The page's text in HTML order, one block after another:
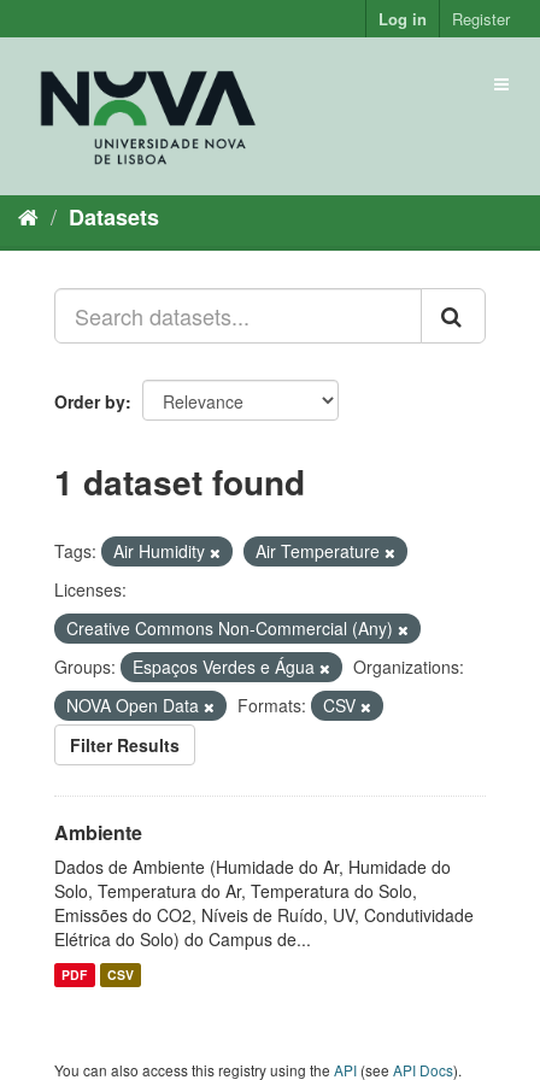
to
Log in Register
Datasets
Order by
1 dataset found
Tags: Air Humidity
Air Temperature
Licenses:
Creative Commons Non-Commercial (Any)
Groups:
Espaços Verdes e Água
Organizations:
NOVA Open Data
Formats:
CSV
Filter Results
Ambiente
Dados de Ambiente (Humidade do Ar, Humidade do
Solo, Temperatura do Ar, Temperatura do Solo,
Emissões do CO2, Níveis de Ruído, UV, Condutividade
Elétrica do Solo) do Campus de...
PDF CSV
You can also access this registry using the API (see API Docs).